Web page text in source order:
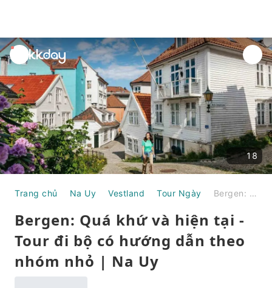
unread
notifications
18
Trang chủ Na Uy Vestland Tour Ngày Bergen: Quá khứ và hiện tại - Tour đi bộ có hướng dẫn theo nhóm nhỏ | Na Uy
Bergen: Quá khứ và hiện tại -
Tour đi bộ có hướng dẫn theo
nhóm nhỏ | Na Uy